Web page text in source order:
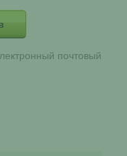
почтовый